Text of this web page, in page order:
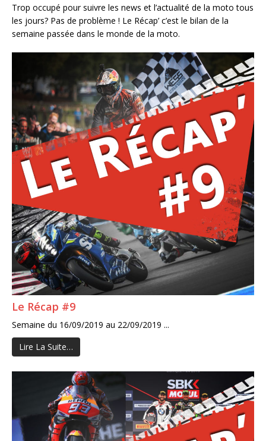
Trop occupé pour suivre les news et l’actualité de la moto tous
les jours? Pas de problème ! Le Récap’ c’est le bilan de la
semaine passée dans le monde de la moto.
Le Récap #9
Semaine du 16/09/2019 au 22/09/2019 ...
Lire La Suite…